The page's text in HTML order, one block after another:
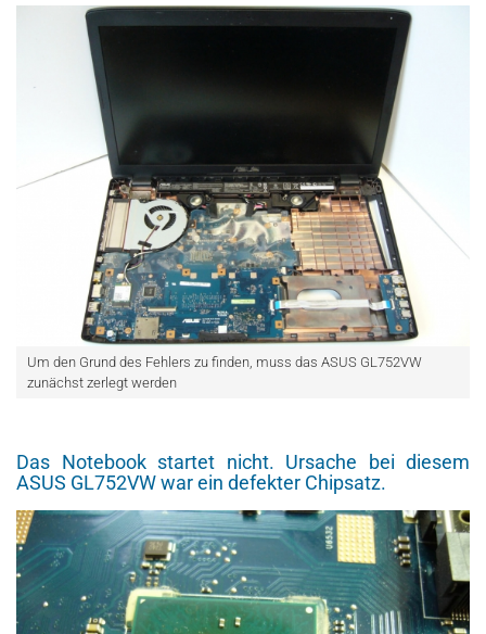
Um den Grund des Fehlers zu finden, muss das ASUS GL752VW
zunächst zerlegt werden
Das Notebook startet nicht. Ursache bei diesem
ASUS GL752VW war ein defekter Chipsatz.